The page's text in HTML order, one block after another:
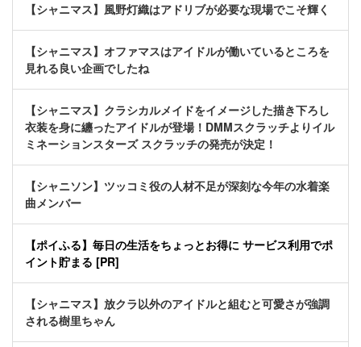
【シャニマス】風野灯織はアドリブが必要な現場でこそ輝く
【シャニマス】オファマスはアイドルが働いているところを
見れる良い企画でしたね
【シャニマス】クラシカルメイドをイメージした描き下ろし
衣装を身に纏ったアイドルが登場！DMMスクラッチよりイル
ミネーションスターズ スクラッチの発売が決定！
【シャニソン】ツッコミ役の人材不足が深刻な今年の水着楽
曲メンバー
【ポイふる】毎日の生活をちょっとお得に サービス利用でポ
イント貯まる [PR]
【シャニマス】放クラ以外のアイドルと組むと可愛さが強調
される樹里ちゃん